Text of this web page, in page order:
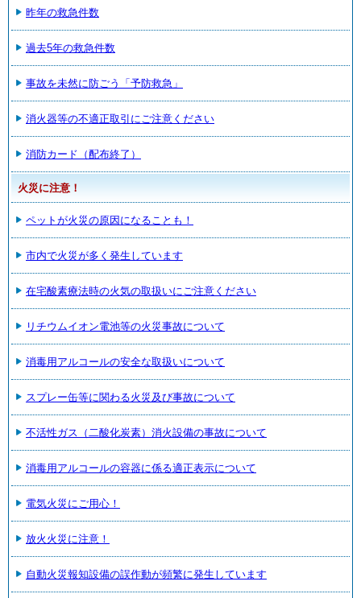
昨年の救急件数
過去5年の救急件数
事故を未然に防ごう「予防救急」
消火器等の不適正取引にご注意ください
消防カード（配布終了）
火災に注意！
ペットが火災の原因になることも！
市内で火災が多く発生しています
在宅酸素療法時の火気の取扱いにご注意ください
リチウムイオン電池等の火災事故について
消毒用アルコールの安全な取扱いについて
スプレー缶等に関わる火災及び事故について
不活性ガス（二酸化炭素）消火設備の事故について
消毒用アルコールの容器に係る適正表示について
電気火災にご用心！
放火火災に注意！
自動火災報知設備の誤作動が頻繁に発生しています